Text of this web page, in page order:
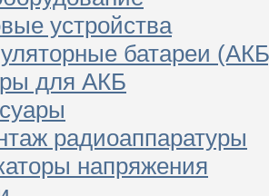
устройства
батареи
для АКБ
радиоаппаратуры
напряжения